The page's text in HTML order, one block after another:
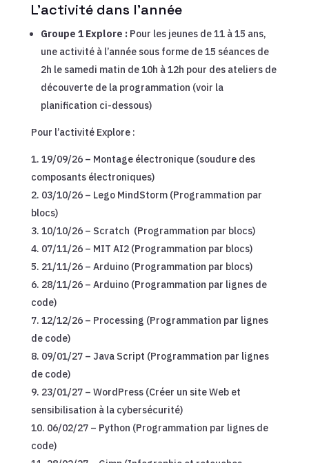
L’activité dans l’année
Groupe 1 Explore :Pour les jeunes de 11 à 15 ans,
une activité à l’année sous forme de 15 séances de
2h le samedi matin de 10h à 12h pour des ateliers de
découverte de la programmation (voir la
planification ci-dessous)
Pour l’activité Explore :
19/09/26 – Montage électronique (soudure des
composants électroniques)
03/10/26 – Lego MindStorm (Programmation par
blocs)
10/10/26 – Scratch (Programmation par blocs)
07/11/26 – MIT AI2 (Programmation par blocs)
21/11/26 – Arduino (Programmation par blocs)
28/11/26 – Arduino (Programmation par lignes de
code)
12/12/26 – Processing (Programmation par lignes
de code)
09/01/27 – Java Script (Programmation par lignes
de code)
23/01/27 – WordPress (Créer un site Web et
sensibilisation à la cybersécurité)
06/02/27 – Python (Programmation par lignes de
code)